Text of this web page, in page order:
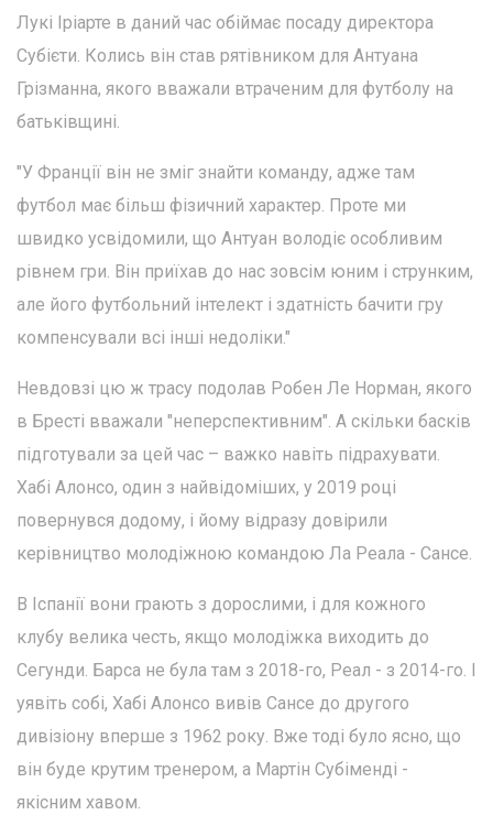
Лукі Іріарте в даний час обіймає посаду директора
Субієти. Колись він став рятівником для Антуана
Грізманна, якого вважали втраченим для футболу на
батьківщині.
"У Франції він не зміг знайти команду, адже там
футбол має більш фізичний характер. Проте ми
швидко усвідомили, що Антуан володіє особливим
рівнем гри. Він приїхав до нас зовсім юним і струнким,
але його футбольний інтелект і здатність бачити гру
компенсували всі інші недоліки."
Невдовзі цю ж трасу подолав Робен Ле Норман, якого
в Бресті вважали "неперспективним". А скільки басків
підготували за цей час – важко навіть підрахувати.
Хабі Алонсо, один з найвідоміших, у 2019 році
повернувся додому, і йому відразу довірили
керівництво молодіжною командою Ла Реала - Сансе.
В Іспанії вони грають з дорослими, і для кожного
клубу велика честь, якщо молодіжка виходить до
Сегунди. Барса не була там з 2018-го, Реал - з 2014-го. І
уявіть собі, Хабі Алонсо вивів Сансе до другого
дивізіону вперше з 1962 року. Вже тоді було ясно, що
він буде крутим тренером, а Мартін Субіменді -
якісним хавом.